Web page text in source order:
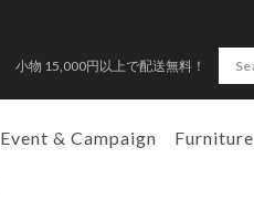
小物 15,000円以上で配送無料！
Event & Campaign Furniture